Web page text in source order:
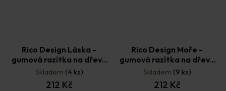
Rico Design Láska -
gumová razítka na dřevě
sada 10 ks
Skladem (4 ks)
212 Kč
Rico Design Moře -
gumová razítka na dřevě
sada 13 ks
Skladem (9 ks)
212 Kč